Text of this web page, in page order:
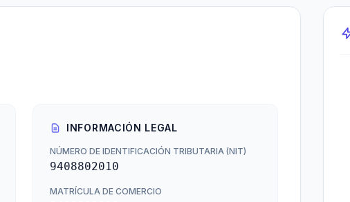
INFORMACIÓN LEGAL
NÚMERO DE IDENTIFICACIÓN TRIBUTARIA (NIT)
9408802010
MATRÍCULA DE COMERCIO